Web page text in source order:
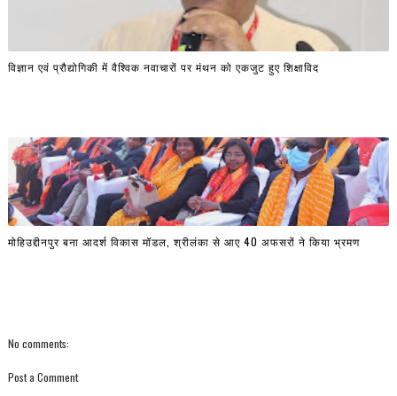
विज्ञान एवं प्रौद्योगिकी में वैश्विक नवाचारों पर मंथन को एकजुट हुए शिक्षाविद
मोहिउद्दीनपुर बना आदर्श विकास मॉडल, श्रीलंका से आए 40 अफसरों ने किया भ्रमण
No comments:
Post a Comment